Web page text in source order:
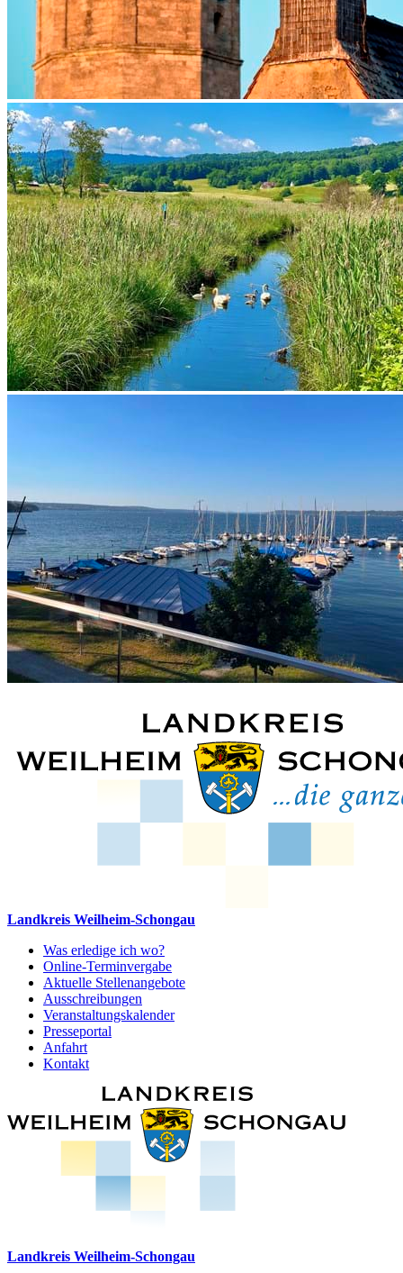
Landkreis Weilheim-Schongau
Was erledige ich wo?
Online-Terminvergabe
Aktuelle Stellenangebote
Ausschreibungen
Veranstaltungskalender
Presseportal
Anfahrt
Kontakt
Landkreis Weilheim-Schongau